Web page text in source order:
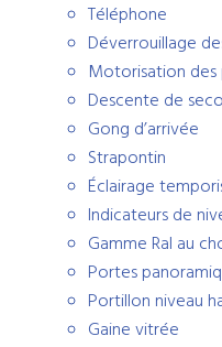
Téléphone
Déverrouillage
Motorisation
Descente de
Gong d’arrivée
Strapontin
Éclairage
Indicateurs de
Gamme Ral au
Portes
Portillon niveau
Gaine vitrée